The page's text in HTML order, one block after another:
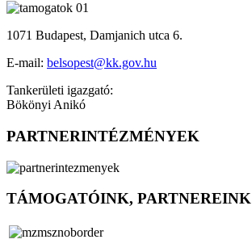
1071 Budapest, Damjanich utca 6.
E-mail: belsopest@kk.gov.hu
Tankerületi igazgató:
Bökönyi Anikó
PARTNERINTÉZMÉNYEK
TÁMOGATÓINK, PARTNEREINK